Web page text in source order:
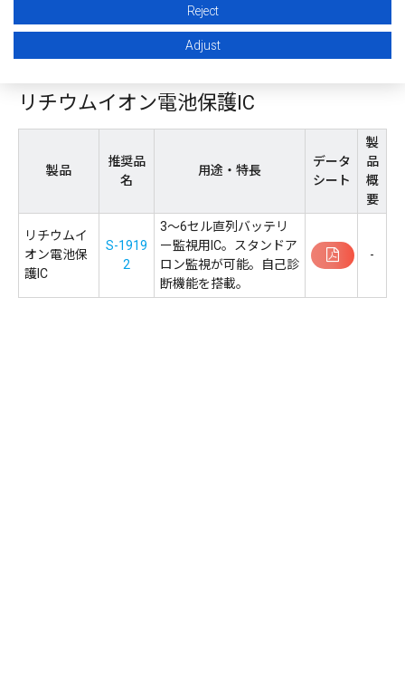
3.12V BMSに最適なIC
リチウムイオン電池保護IC
製品
推奨品
名
用途・特長
データ
シート
製
品
概
要
リチウムイ
オン電池保
護IC
S-1919
2
3～6セル直列バッテリ
ー監視用IC。スタンドア
ロン監視が可能。自己診
断機能を搭載。
-
Reject
Adjust